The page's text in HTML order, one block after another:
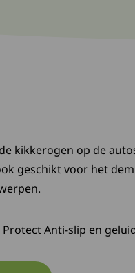
kikkerogen op de
geschikt voor het
Protect Anti-slip en